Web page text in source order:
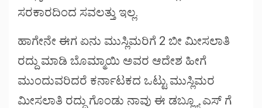
ಸರಕಾರದಿಂದ ಸವಲತ್ತು ಇಲ್ಲ.
ಹಾಗೇನೇ ಈಗ ಏನು ಮುಸ್ಲಿಮರಿಗೆ 2 ಬೀ ಮೀಸಲಾತಿ
ರದ್ದು ಮಾಡಿ ಬೊಮ್ಮಾಯಿ ಅವರ ಆದೇಶ ಹೀಗೆ
ಮುಂದುವರಿದರೆ ಕರ್ನಾಟಕದ ಒಟ್ಟು ಮುಸ್ಲಿಮರ
ಮೀಸಲಾತಿ ರದ್ದು ಗೊಂಡು ನಾವು ಈ ಡಬ್ಲ್ಯೂ ಎಸ್ ಗೆ